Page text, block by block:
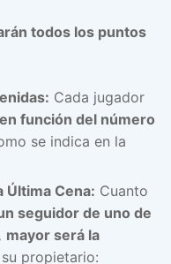
todos los puntos
Cada jugador
función del número
se indica en la
Última Cena: Cuanto
seguidor de uno de
mayor será la
propietario: